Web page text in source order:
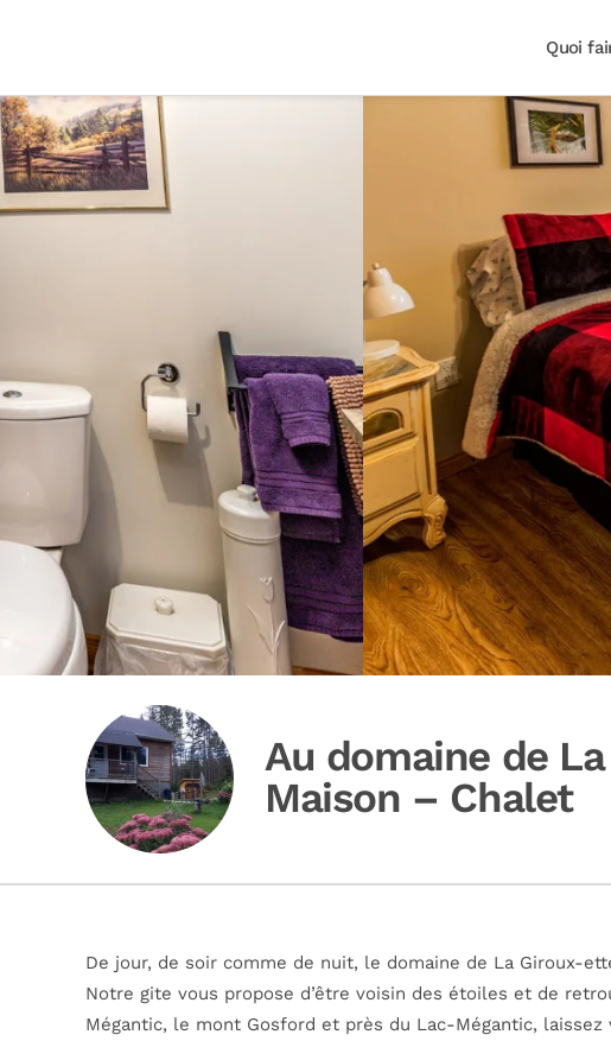
Quoi
Au domaine de
Maison – Chalet
De jour, de soir comme de nuit, le domaine de La Giroux-
Notre gite vous propose d’être voisin des étoiles et de
Mégantic, le mont Gosford et près du Lac-Mégantic,